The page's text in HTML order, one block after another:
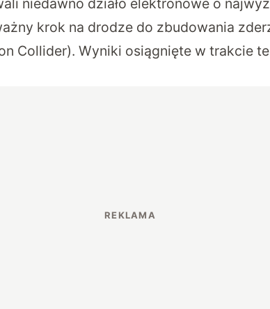
niedawno działo elektronowe o
krok na drodze do zbudowania
Collider). Wyniki osiągnięte w trakcie